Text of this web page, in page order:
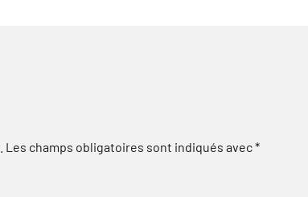
Les champs obligatoires sont indiqués avec*